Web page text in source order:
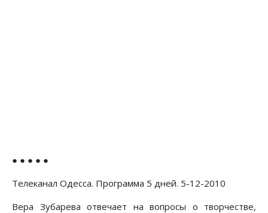
● ● ● ● ●
Телеканал Одесса. Программа 5 дней. 5-12-2010
Вера Зубарева отвечает на вопросы о творчестве,